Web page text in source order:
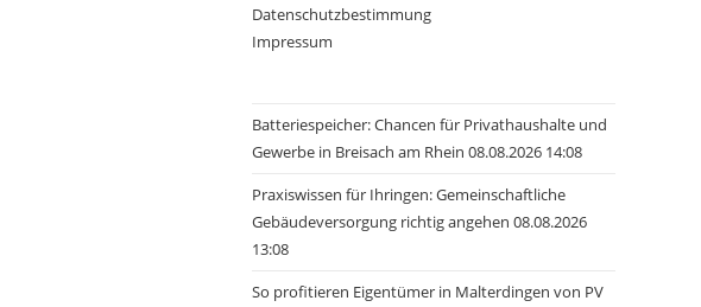
Datenschutzbestimmung
Impressum
Batteriespeicher: Chancen für Privathaushalte und
Gewerbe in Breisach am Rhein 08.08.2026 14:08
Praxiswissen für Ihringen: Gemeinschaftliche
Gebäudeversorgung richtig angehen 08.08.2026
13:08
So profitieren Eigentümer in Malterdingen von PV